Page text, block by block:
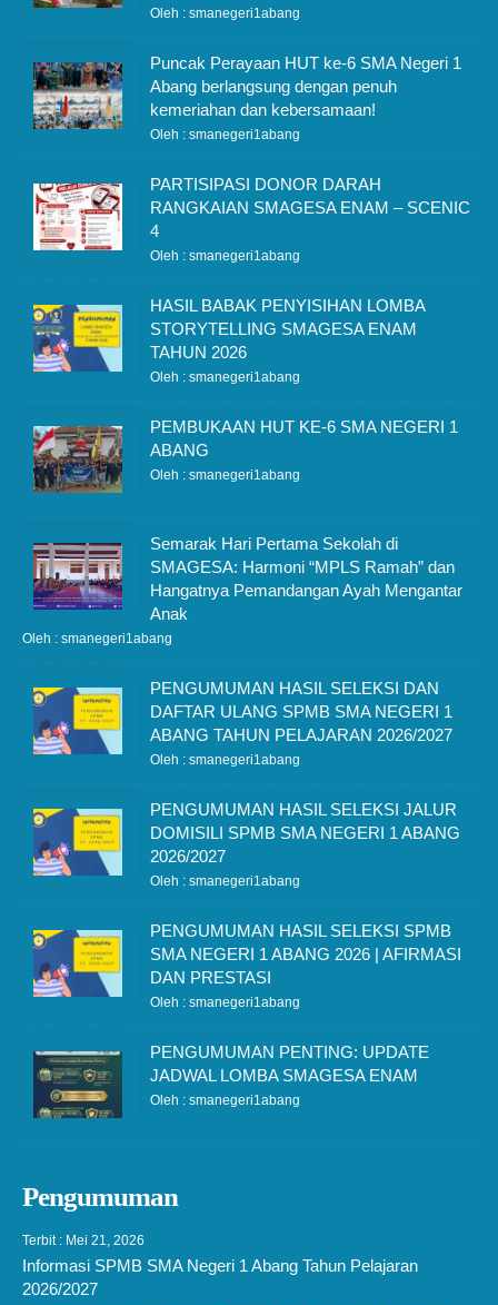
Oleh : smanegeri1abang
Puncak Perayaan HUT ke-6 SMA Negeri 1
Abang berlangsung dengan penuh
kemeriahan dan kebersamaan!
Oleh : smanegeri1abang
PARTISIPASI DONOR DARAH
RANGKAIAN SMAGESA ENAM – SCENIC
4
Oleh : smanegeri1abang
HASIL BABAK PENYISIHAN LOMBA
STORYTELLING SMAGESA ENAM
TAHUN 2026
Oleh : smanegeri1abang
PEMBUKAAN HUT KE-6 SMA NEGERI 1
ABANG
Oleh : smanegeri1abang
Semarak Hari Pertama Sekolah di
SMAGESA: Harmoni “MPLS Ramah” dan
Hangatnya Pemandangan Ayah Mengantar
Anak
Oleh : smanegeri1abang
PENGUMUMAN HASIL SELEKSI DAN
DAFTAR ULANG SPMB SMA NEGERI 1
ABANG TAHUN PELAJARAN 2026/2027
Oleh : smanegeri1abang
PENGUMUMAN HASIL SELEKSI JALUR
DOMISILI SPMB SMA NEGERI 1 ABANG
2026/2027
Oleh : smanegeri1abang
PENGUMUMAN HASIL SELEKSI SPMB
SMA NEGERI 1 ABANG 2026 | AFIRMASI
DAN PRESTASI
Oleh : smanegeri1abang
PENGUMUMAN PENTING: UPDATE
JADWAL LOMBA SMAGESA ENAM
Oleh : smanegeri1abang
Pengumuman
Terbit : Mei 21, 2026
Informasi SPMB SMA Negeri 1 Abang Tahun Pelajaran
2026/2027